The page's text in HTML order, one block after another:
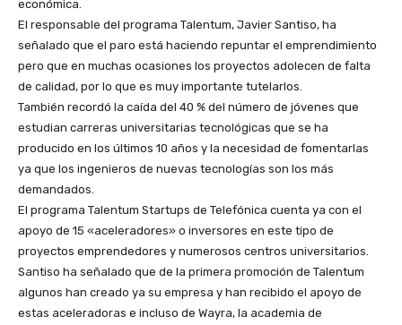
económica.
El responsable del programa Talentum, Javier Santiso, ha
señalado que el paro está haciendo repuntar el emprendimiento
pero que en muchas ocasiones los proyectos adolecen de falta
de calidad, por lo que es muy importante tutelarlos.
También recordó la caída del 40 % del número de jóvenes que
estudian carreras universitarias tecnológicas que se ha
producido en los últimos 10 años y la necesidad de fomentarlas
ya que los ingenieros de nuevas tecnologías son los más
demandados.
El programa Talentum Startups de Telefónica cuenta ya con el
apoyo de 15 «aceleradores» o inversores en este tipo de
proyectos emprendedores y numerosos centros universitarios.
Santiso ha señalado que de la primera promoción de Talentum
algunos han creado ya su empresa y han recibido el apoyo de
estas aceleradoras e incluso de Wayra, la academia de